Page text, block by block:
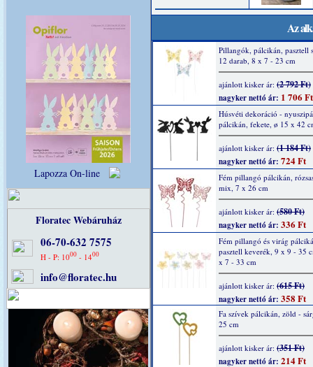
Lapozza On-line
Floratec Webáruház
06-70-632 7575
H - P: 1000- 1400
info@floratec.hu
Az
Pillangók, pálcikán, pasztell
12 darab, 8 x 7 - 23 cm
ajánlott kisker ár: (2 792 Ft)
nagyker nettó ár: 1 706 Ft
Húsvéti dekoráció -
pálcikán, fekete, ø 15 x 42
ajánlott kisker ár: (1 184 Ft)
nagyker nettó ár: 724 Ft
Fém pillangó pálcikán,
mix, 7 x 26 cm
ajánlott kisker ár: (580 Ft)
nagyker nettó ár: 336 Ft
Fém pillangó és virág
pasztell keverék, 9 x 9 - 35
x 7 - 33 cm
ajánlott kisker ár: (615 Ft)
nagyker nettó ár: 358 Ft
Fa szívek pálcikán, zöld -
25 cm
ajánlott kisker ár: (351 Ft)
nagyker nettó ár: 214 Ft